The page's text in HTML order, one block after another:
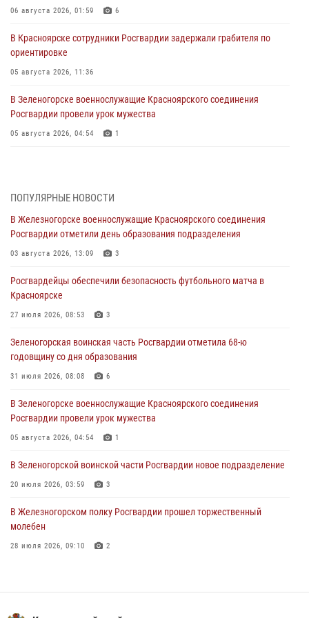
06 августа 2026, 01:59 6
В Красноярске сотрудники Росгвардии задержали грабителя по
ориентировке
05 августа 2026, 11:36
В Зеленогорске военнослужащие Красноярского соединения
Росгвардии провели урок мужества
05 августа 2026, 04:54 1
05 августа 2026, 04:52 1
В Красноярске сотрудники вневедомственной охраны Росгвардии
задержали подозреваемого в серии краж из гипермаркета
04 августа 2026, 09:57
Сотрудники Росгвардии обеспечили общественный порядок во
время проведения экстремального заплыва в Дудинке
04 августа 2026, 08:36
В Красноярске сотрудники Росгвардии задержали подозреваемого
в серии краж из супермаркета
04 августа 2026, 06:50
Военнослужащие Красноярского соединения Росгвардии
познакомили отдыхающих детей с тонкостями РХБ защиты
03 августа 2026, 13:12 2
ПОПУЛЯРНЫЕ НОВОСТИ
В Железногорске военнослужащие Красноярского соединения
Росгвардии отметили день образования подразделения
03 августа 2026, 13:09 3
Росгвардейцы обеспечили безопасность футбольного матча в
Красноярске
27 июля 2026, 08:53 3
Зеленогорская воинская часть Росгвардии отметила 68-ю
годовщину со дня образования
31 июля 2026, 08:08 6
В Зеленогорске военнослужащие Красноярского соединения
Росгвардии провели урок мужества
05 августа 2026, 04:54 1
В Зеленогорской воинской части Росгвардии новое подразделение
20 июля 2026, 03:59 3
В Железногорском полку Росгвардии прошел торжественный
молебен
28 июля 2026, 09:10 2
10 июля 2026, 06:18 4